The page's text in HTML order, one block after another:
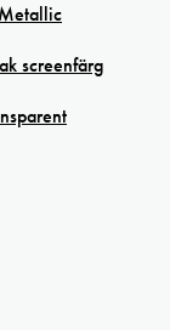
screenfärg